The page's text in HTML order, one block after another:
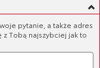
pytanie, a także adres
Tobą najszybciej jak to